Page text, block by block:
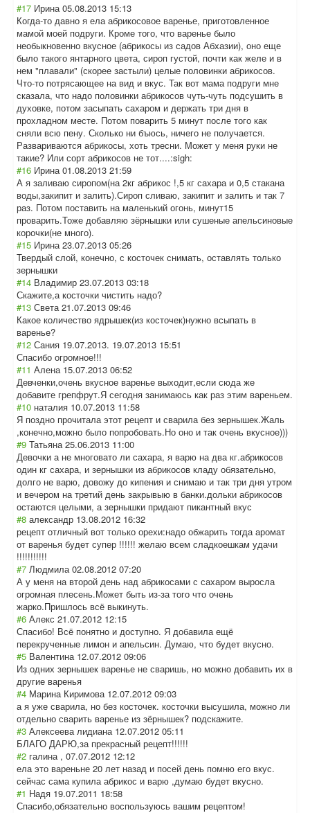
#17 Ирина 05.08.2013 15:13
Когда-то давно я ела абрикосовое варенье, приготовленное
мамой моей подруги. Кроме того, что варенье было
необыкновенно вкусное (абрикосы из садов Абхазии), оно еще
было такого янтарного цвета, сироп густой, почти как желе и в
нем "плавали" (скорее застыли) целые половинки абрикосов.
Что-то потрясающее на вид и вкус. Так вот мама подруги мне
сказала, что надо половинки абрикосов чуть-чуть подсушить в
духовке, потом засыпать сахаром и держать три дня в
прохладном месте. Потом поварить 5 минут после того как
сняли всю пену. Сколько ни бъюсь, ничего не получается.
Развариваются абрикосы, хоть тресни. Может у меня руки не
такие? Или сорт абрикосов не тот....:sigh:
#16 Ирина 01.08.2013 21:59
А я заливаю сиропом(на 2кг абрикос !,5 кг сахара и 0,5 стакана
воды,закипит и залить).Сироп сливаю, закипит и залить и так 7
раз. Потом поставить на маленький огонь, минут15
проварить.Тоже добавляю зёрнышки или сушеные апельсиновые
корочки(не много).
#15 Ирина 23.07.2013 05:26
Твердый слой, конечно, с косточек снимать, оставлять только
зернышки
#14 Владимир 23.07.2013 03:18
Скажите,а косточки чистить надо?
#13 Света 21.07.2013 09:46
Какое количество ядрышек(из косточек)нужно всыпать в
варенье?
#12 Сания 19.07.2013. 19.07.2013 15:51
Спасибо огромное!!!
#11 Алена 15.07.2013 06:52
Девченки,очень вкусное варенье выходит,если сюда же
добавите грепфрут.Я сегодня занимаюсь как раз этим вареньем.
#10 наталия 10.07.2013 11:58
Я поздно прочитала этот рецепт и сварила без зернышек.Жаль
,конечно,можно было попробовать.Но оно и так очень вкусное)))
#9 Татьяна 25.06.2013 11:00
Девочки а не многовато ли сахара, я варю на два кг.абрикосов
один кг сахара, и зернышки из абрикосов кладу обязательно,
долго не варю, довожу до кипения и снимаю и так три дня утром
и вечером на третий день закрывыю в банки.дольки абрикосов
остаются целыми, а зернышки придают пикантный вкус
#8 александр 13.08.2012 16:32
рецепт отличный вот только орехи:надо обжарить тогда аромат
от варенья будет супер !!!!!! желаю всем сладкоешкам удачи
!!!!!!!!!!!
#7 Людмила 02.08.2012 07:20
А у меня на второй день над абрикосами с сахаром выросла
огромная плесень.Может быть из-за того что очень
жарко.Пришлось всё выкинуть.
#6 Алекс 21.07.2012 12:15
Спасибо! Всё понятно и доступно. Я добавила ещё
перекрученные лимон и апельсин. Думаю, что будет вкусно.
#5 Валентина 12.07.2012 09:06
Из одних зернышек варенье не сваришь, но можно добавить их в
другие варенья
#4 Марина Киримова 12.07.2012 09:03
а я уже сварила, но без косточек. косточки высушила, можно ли
отдельно сварить варенье из зёрнышек? подскажите.
#3 Алексеева лидиана 12.07.2012 05:11
БЛАГО ДАРЮ,за прекрасный рецепт!!!!!!
#2 галина , 07.07.2012 12:12
ела это вареньне 20 лет назад и посей день помню его вкус.
сейчас сама купила абрикос и варю ,думаю будет вкусно.
#1 Надя 19.07.2011 18:58
Спасибо,обязательно воспользуюсь вашим рецептом!